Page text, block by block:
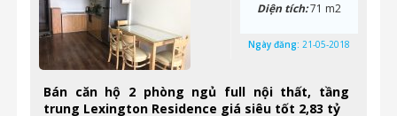
Bán căn hộ 2 phòng ngủ full nội thất, tầng
trung Lexington Residence giá siêu tốt 2,83 tỷ
Diện tích:71 m2
Ngày đăng: 21-05-2018